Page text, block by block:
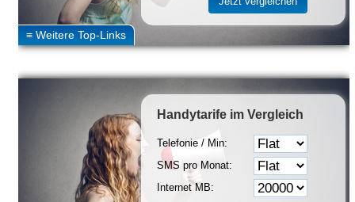
Handytarife im Vergleich
Telefonie / Min:
SMS pro Monat:
Internet MB: